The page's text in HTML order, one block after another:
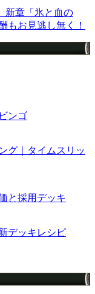
新章「氷と血の
もお見逃し無く！
ンゴ
グ｜タイムスリッ
と採用デッキ
デッキレシピ